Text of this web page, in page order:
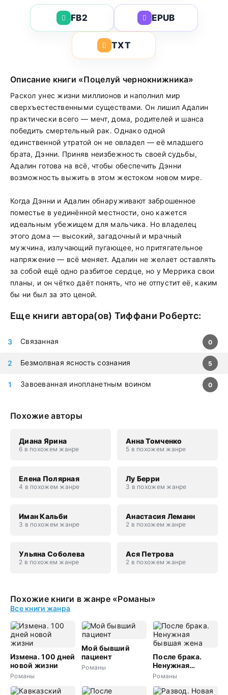
FB2 EPUB
TXT
Описание книги «Поцелуй чернокнижника»
Раскол унес жизни миллионов и наполнил мир
сверхъестественными существами. Он лишил Адалин
практически всего — мечт, дома, родителей и шанса
победить смертельный рак. Однако одной
единственной утратой он не овладел — её младшего
брата, Дэнни. Приняв неизбежность своей судьбы,
Адалин готова на всё, чтобы обеспечить Дэнни
возможность выжить в этом жестоком новом мире.
Когда Дэнни и Адалин обнаруживают заброшенное
поместье в уединённой местности, оно кажется
идеальным убежищем для мальчика. Но владелец
этого дома — высокий, загадочный и мрачный
мужчина, излучающий пугающее, но притягательное
напряжение — всё меняет. Адалин не желает оставлять
за собой ещё одно разбитое сердце, но у Меррика свои
планы, и он чётко даёт понять, что не отпустит её, каким
бы ни был за это ценой.
Еще книги автора(ов) Тиффани Робертс:
Завоеванная инопланетным воином 0
Безмолвная ясность сознания 5
Связанная 0
Похожие авторы
Диана Ярина
6 в похожем жанре
Анна Томченко
5 в похожем жанре
Елена Полярная
4 в похожем жанре
Лу Берри
3 в похожем жанре
Иман Кальби
3 в похожем жанре
Анастасия Леманн
2 в похожем жанре
Ульяна Соболева
2 в похожем жанре
Ася Петрова
2 в похожем жанре
Похожие книги в жанре «Романы»
Все книги жанра
Измена. 100 дней
новой жизни
Романы
Мой бывший
пациент
Романы
После брака.
Ненужная
бывшая жена
Романы